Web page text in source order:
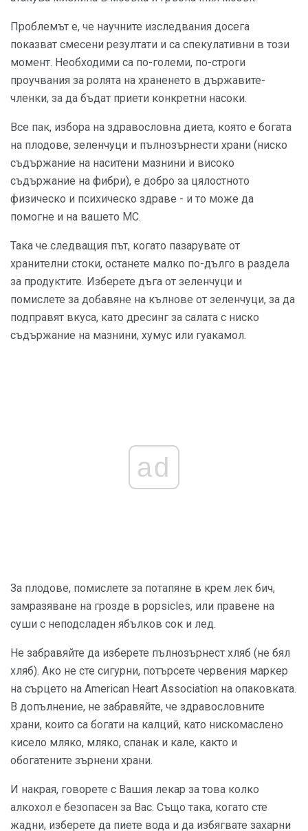
Проблемът е, че научните изследвания досега
показват смесени резултати и са спекулативни в този
момент. Необходими са по-големи, по-строги
проучвания за ролята на храненето в държавите-
членки, за да бъдат приети конкретни насоки.
Все пак, избора на здравословна диета, която е богата
на плодове, зеленчуци и пълнозърнести храни (ниско
съдържание на наситени мазнини и високо
съдържание на фибри), е добро за цялостното
физическо и психическо здраве - и то може да
помогне и на вашето МС.
Така че следващия път, когато пазарувате от
хранителни стоки, останете малко по-дълго в раздела
за продуктите. Изберете дъга от зеленчуци и
помислете за добавяне на кълнове от зеленчуци, за да
подправят вкуса, като дресинг за салата с ниско
съдържание на мазнини, хумус или гуакамол.
ad
За плодове, помислете за потапяне в крем лек бич,
замразяване на грозде в popsicles, или правене на
суши с неподсладен ябълков сок и лед.
Не забравяйте да изберете пълнозърнест хляб (не бял
хляб). Ако не сте сигурни, потърсете червения маркер
на сърцето на American Heart Association на опаковката.
В допълнение, не забравяйте, че здравословните
храни, които са богати на калций, като нискомаслено
кисело мляко, мляко, спанак и кале, както и
обогатените зърнени храни.
И накрая, говорете с Вашия лекар за това колко
алкохол е безопасен за Вас. Също така, когато сте
жадни, изберете да пиете вода и да избягвате захарни